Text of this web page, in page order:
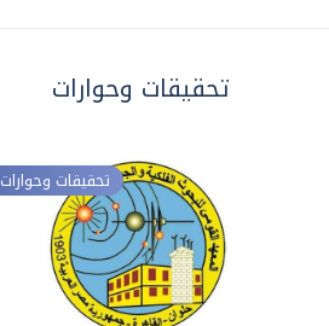
تحقيقات وحوارات
تحقيقات وحوارات